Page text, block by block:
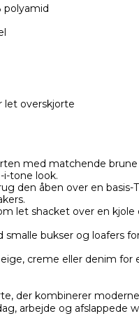
polyamid
let overskjorte
med matchende
tone look.
den åben over en basis-
let shacket over en kjole
bukser og loafers
creme eller denim for
der kombinerer
arbejde og afslappede